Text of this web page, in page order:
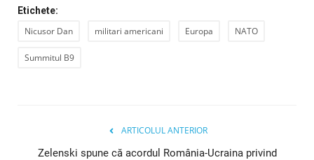
Etichete:
Nicusor Dan militari americani Europa NATO
Summitul B9
ARTICOLUL ANTERIOR
Zelenski spune că acordul România-Ucraina privind